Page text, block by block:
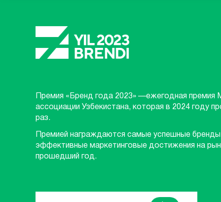
Премия «Бренд года 2023» —ежегодная премия
ассоциации Узбекистана, которая в 2024 году
раз.
Премией награждаются самые успешные
эффективные маркетинговые достижения на
прошедший год.